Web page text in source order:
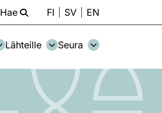
Hae FI SV EN
Lähteille Seura